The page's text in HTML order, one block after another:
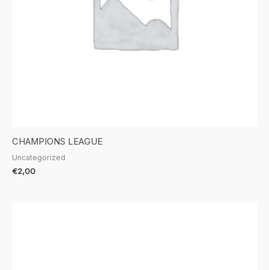
CHAMPIONS LEAGUE
Uncategorized
€2,00